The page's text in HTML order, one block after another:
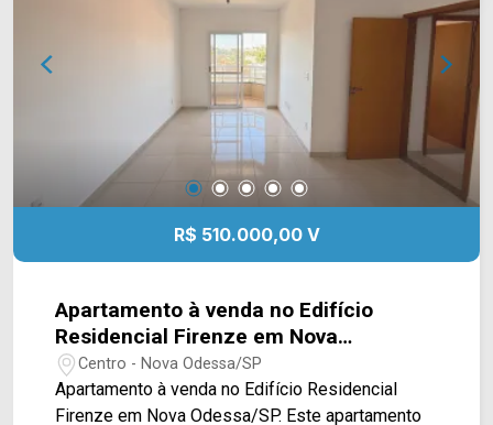
Câmara Municipal, Colégio Abba, fórum, prefeitura
e escola João Thienne. Entre em contato com a
equipe da Arbix Imóveis e agende a sua visita!!
WhatsApp e Telefone: (19) 3475-4546 ARBIX
IMÓVEIS - Presente em cada mudança!
R$ 510.000,00 V
Apartamento à venda no Edifício
Residencial Firenze em Nova
Odessa/SP
Centro - Nova Odessa/SP
Apartamento à venda no Edifício Residencial
Firenze em Nova Odessa/SP. Este apartamento